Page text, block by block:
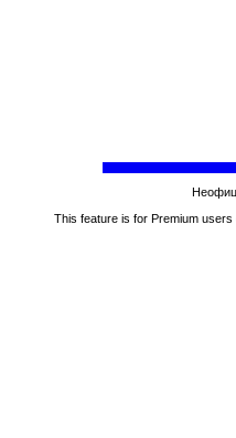
This feature is for Premium users